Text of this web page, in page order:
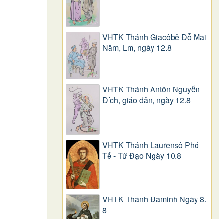
VHTK Thánh Giacôbê Ðỗ Mai
Năm, Lm, ngày 12.8
VHTK Thánh Antôn Nguyễn
Ðích, giáo dân, ngày 12.8
VHTK Thánh Laurensô Phó
Tế - Tử Đạo Ngày 10.8
VHTK Thánh Đaminh Ngày 8.
8